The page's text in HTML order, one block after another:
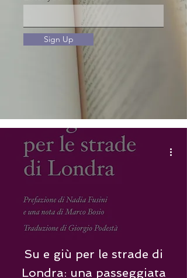
Sign Up
Su e giù per le strade di
Londra: una passeggiata